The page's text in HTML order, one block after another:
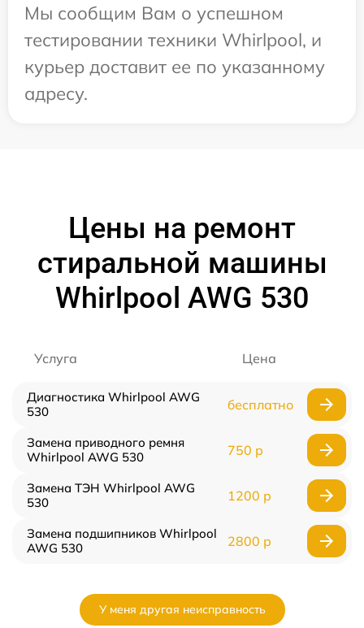
Мы сообщим Вам о успешном
тестировании техники Whirlpool, и
курьер доставит ее по указанному
адресу.
Цены на ремонт
стиральной машины
Whirlpool AWG 530
Услуга Цена
Диагностика Whirlpool AWG
530
бесплатно
Замена приводного ремня
Whirlpool AWG 530
750 р
Замена ТЭН Whirlpool AWG
530
1200 р
Замена подшипников Whirlpool
AWG 530
2800 р
У меня другая неисправность